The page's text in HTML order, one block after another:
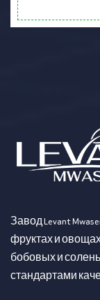
Завод Levant
фруктах и
бобовых и
стандартами